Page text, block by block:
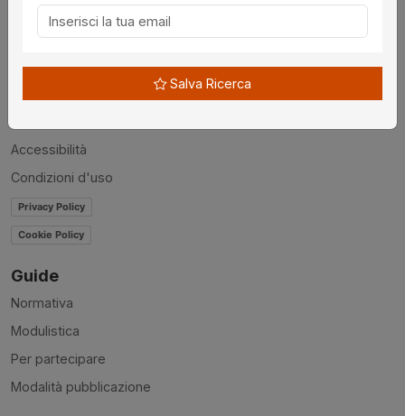
Utilità
Chi siamo
Disclaimer
Accessibilità
Condizioni d'uso
Privacy Policy
Cookie Policy
Guide
Normativa
Modulistica
Per partecipare
Modalità pubblicazione
Salva Ricerca